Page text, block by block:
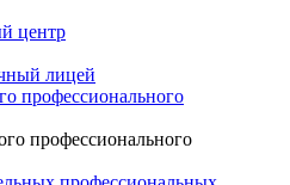
центр
лицей
профессионального
профессионального